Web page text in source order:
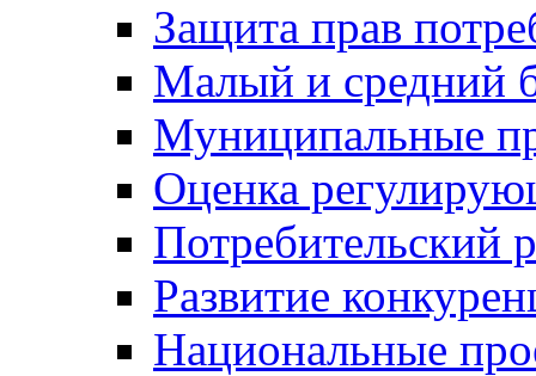
Защита прав
Малый и средний
Муниципальные
Оценка
Потребительский
Развитие
Национальные